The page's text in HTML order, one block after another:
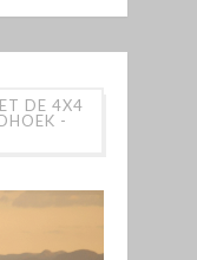
DE 4X4
-